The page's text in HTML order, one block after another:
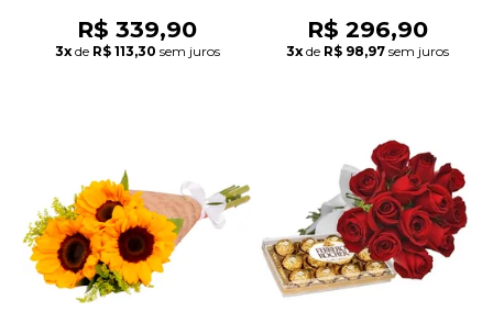
R$ 339,90
3x de R$ 113,30 sem juros
R$ 296,90
3x de R$ 98,97 sem juros